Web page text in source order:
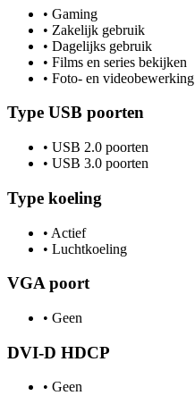
• Gaming
• Zakelijk gebruik
• Dagelijks gebruik
• Films en series bekijken
• Foto- en videobewerking
Type USB poorten
• USB 2.0 poorten
• USB 3.0 poorten
Type koeling
• Actief
• Luchtkoeling
VGA poort
• Geen
DVI-D HDCP
• Geen